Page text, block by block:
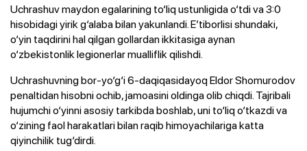
Uchrashuv maydon egalarining to‘liq ustunligida o‘tdi va 3:0
hisobidagi yirik g‘alaba bilan yakunlandi. E’tiborlisi shundaki,
o‘yin taqdirini hal qilgan gollardan ikkitasiga aynan
o‘zbekistonlik legionerlar mualliflik qilishdi.
Uchrashuvning bor-yo‘g‘i 6-daqiqasidayoq Eldor Shomurodov
penaltidan hisobni ochib, jamoasini oldinga olib chiqdi. Tajribali
hujumchi o‘yinni asosiy tarkibda boshlab, uni to‘liq o‘tkazdi va
o‘zining faol harakatlari bilan raqib himoyachilariga katta
qiyinchilik tug‘dirdi.